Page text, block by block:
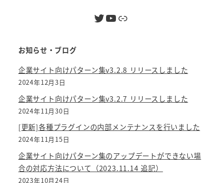
Twitter YouTube リンク
お知らせ・ブログ
企業サイト向けパターン集v3.2.8 リリースしました
2024年12月3日
企業サイト向けパターン集v3.2.7 リリースしました
2024年11月30日
[更新]各種プラグインの内部メンテナンスを行いました
2024年11月15日
企業サイト向けパターン集のアップデートができない場
合の対応方法について（2023.11.14 追記）
2023年10月24日